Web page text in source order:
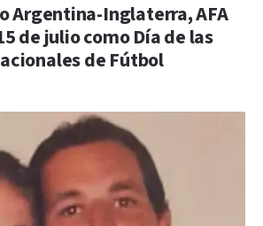
Argentina-Inglaterra, AFA
de julio como Día de las
de Fútbol